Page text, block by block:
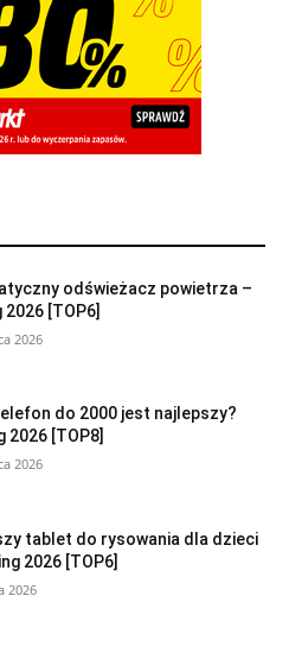
odświeżacz powietrza –
2026 [TOP6]
2026
do 2000 jest najlepszy?
2026 [TOP8]
2026
tablet do rysowania dla dzieci
2026 [TOP6]
2026